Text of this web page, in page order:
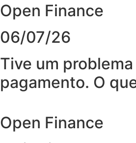
Open Finance
06/07/26
Tive um
pagamento. O
Open Finance